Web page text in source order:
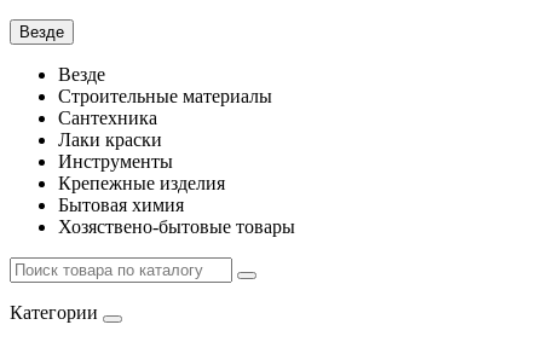
Везде
Везде
Строительные материалы
Сантехника
Лаки краски
Инструменты
Крепежные изделия
Бытовая химия
Хозяствено-бытовые товары
Категории